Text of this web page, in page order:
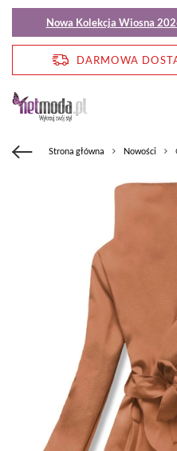
Nowa Kolekcja Wiosna
DARMOWA
Strona główna Nowości